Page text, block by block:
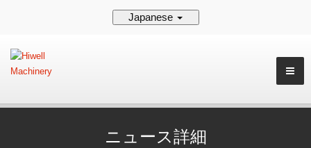
Japanese
ニュース詳細